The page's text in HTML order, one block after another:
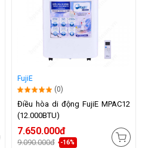
FujiE
(0)
Điều hòa di động FujiE MPAC12
(12.000BTU)
7.650.000đ
9.090.000đ -16%